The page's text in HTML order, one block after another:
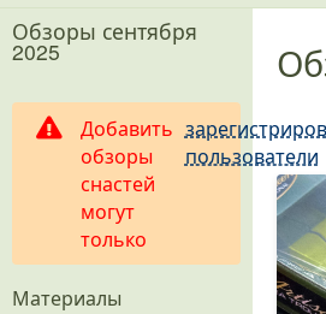
Обзоры сентября
2025
Добавить
обзоры
снастей
могут
только
пользователи
Материалы